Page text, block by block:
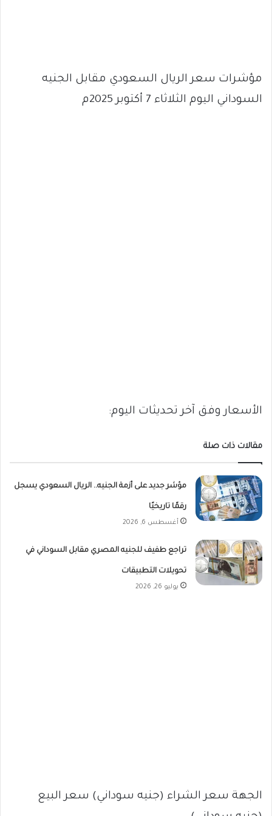
مؤشرات سعر الريال السعودي مقابل الجنيه
السوداني اليوم الثلاثاء 7 أكتوبر 2025م
الأسعار وفق آخر تحديثات اليوم:
مقالات ذات صلة
مؤشر جديد على أزمة الجنيه.. الريال السعودي يسجل
رقمًا تاريخيًا
أغسطس 6, 2026
تراجع طفيف للجنيه المصري مقابل السوداني في
تحويلات التطبيقات
يوليو 26, 2026
الجهة سعر الشراء (جنيه سوداني) سعر البيع